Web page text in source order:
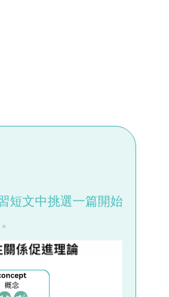
短文中挑選一篇開始